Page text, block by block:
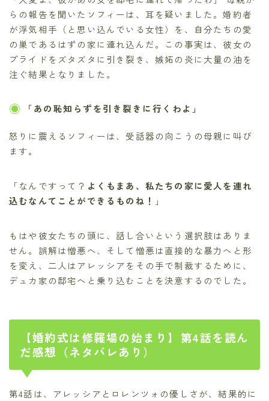
らの報告を聞いたソフィーは、耳を疑いました。婚約者
が浮気相手（と思い込んでいる女性）を、自分たちの愛
の巣であるはずの家に連れ込んだ。この事実は、彼女の
プライドをズタズタに引き裂き、嫉妬の炎に大量の油を
注ぐ結果となりました。
「あの恥知らずを引き裂きに行くわよ」
怒りに震えるソフィーは、受話器の向こうの母親に叫び
ます。
「なんですって？ よくもまあ、私たちの家に愛人を連れ
込むなんてことができるものね！ 」
もはや彼女たちの頭に、話し合いという選択肢はありま
せん。誤解は憎悪へ、そして憎悪は直接的な暴力へと形
を変え、二人はアレッシアをその手で制裁するために、
デュカ家の邸宅へと乗り込むことを決意するのでした。
【婚約式は修羅場の始まり】第4話を読ん
だ感想（ネタバレあり）
第4話は、アレッシアとロレンツォの優しさが、結果的に